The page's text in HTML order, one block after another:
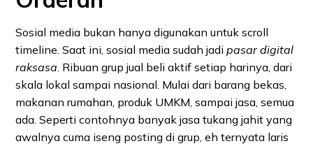
Sosial media bukan hanya digunakan untuk scroll
timeline. Saat ini, sosial media sudah jadipasar digital
raksasa . Ribuan grup jual beli aktif setiap harinya, dari
skala lokal sampai nasional. Mulai dari barang bekas,
makanan rumahan, produk UMKM, sampai jasa, semua
ada. Seperti contohnya banyak jasa tukang jahit yang
awalnya cuma iseng posting di grup, eh ternyata laris